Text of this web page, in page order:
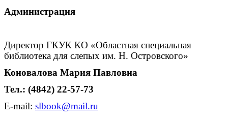
Администрация
Директор ГКУК КО «Областная специальная
библиотека для слепых им. Н. Островского»
Коновалова Мария Павловна
Тел.: (4842) 22-57-73
E-mail: slbook@mail.ru